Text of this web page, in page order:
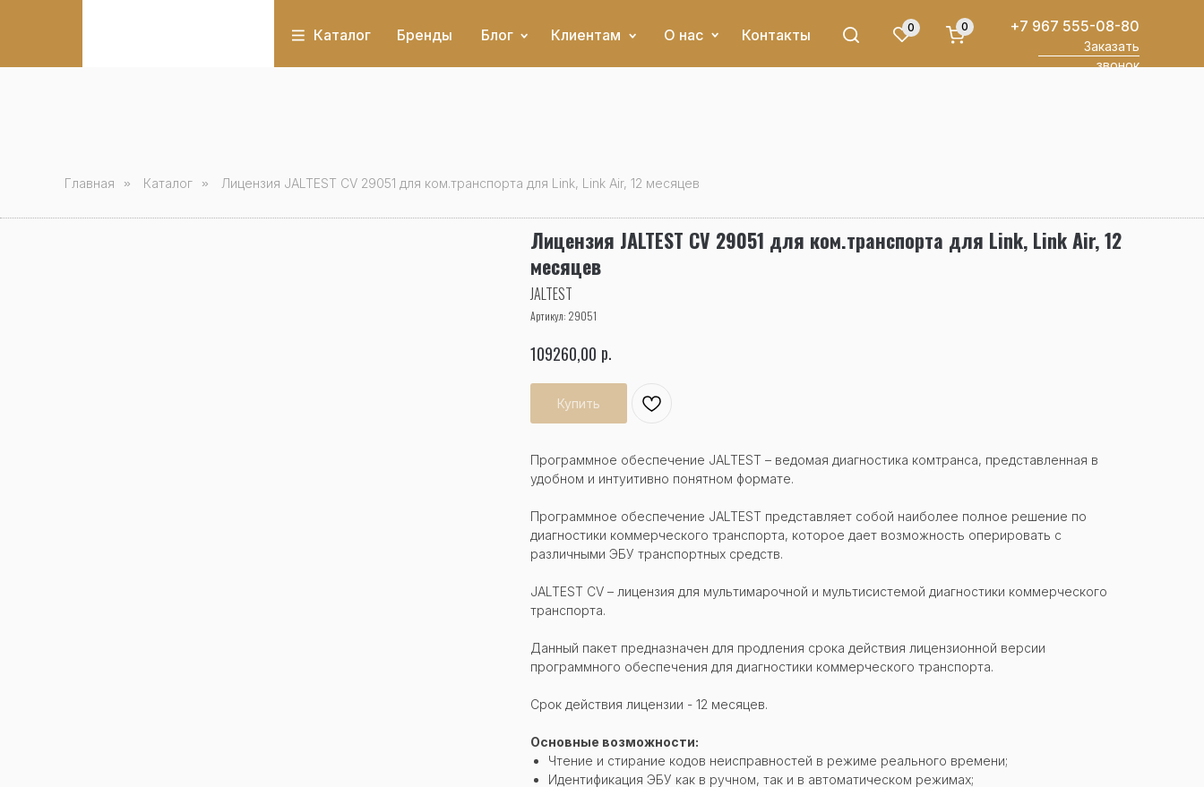
Контакты
Каталог 0 0 +7 967 555-08-80
Заказать
звонок
Клиентам О нас
Бренды Блог
Главная » Каталог » Лицензия JALTEST СV 29051 для ком.транспорта для Link, Link Air, 12 месяцев
Лицензия JALTEST СV 29051 для ком.транспорта для Link, Link Air, 12
месяцев
JALTEST
Артикул: 29051
109260,00 р.
Купить
Программное обеспечение JALTEST – ведомая диагностика комтранса, представленная в
удобном и интуитивно понятном формате.
Программное обеспечение JALTEST представляет собой наиболее полное решение по
диагностики коммерческого транспорта, которое дает возможность оперировать с
различными ЭБУ транспортных средств.
JALTEST CV – лицензия для мультимарочной и мультисистемой диагностики коммерческого
транспорта.
Данный пакет предназначен для продления срока действия лицензионной версии
программного обеспечения для диагностики коммерческого транспорта.
Срок действия лицензии - 12 месяцев.
Основные возможности:
Чтение и стирание кодов неисправностей в режиме реального времени;
Идентификация ЭБУ как в ручном, так и в автоматическом режимах;